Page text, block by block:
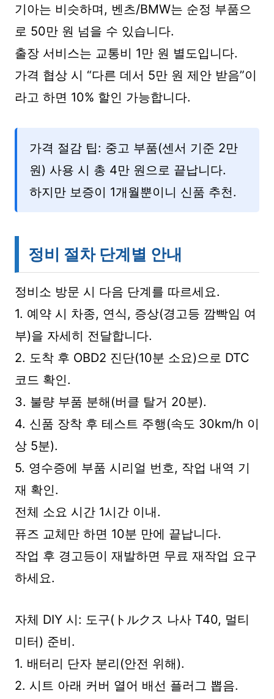
기아는 비슷하며, 벤츠/BMW는 순정 부품으
로 50만 원 넘을 수 있습니다.
출장 서비스는 교통비 1만 원 별도입니다.
가격 협상 시 “다른 데서 5만 원 제안 받음”이
라고 하면 10% 할인 가능합니다.
가격 절감 팁: 중고 부품(센서 기준 2만
원) 사용 시 총 4만 원으로 끝납니다.
하지만 보증이 1개월뿐이니 신품 추천.
정비 절차 단계별 안내
정비소 방문 시 다음 단계를 따르세요.
1. 예약 시 차종, 연식, 증상(경고등 깜빡임 여
부)을 자세히 전달합니다.
2. 도착 후 OBD2 진단(10분 소요)으로 DTC
코드 확인.
3. 불량 부품 분해(버클 탈거 20분).
4. 신품 장착 후 테스트 주행(속도 30km/h 이
상 5분).
5. 영수증에 부품 시리얼 번호, 작업 내역 기
재 확인.
전체 소요 시간 1시간 이내.
퓨즈 교체만 하면 10분 만에 끝납니다.
작업 후 경고등이 재발하면 무료 재작업 요구
하세요.
자체 DIY 시: 도구(トルクス 나사 T40, 멀티
미터) 준비.
1. 배터리 단자 분리(안전 위해).
2. 시트 아래 커버 열어 배선 플러그 뽑음.